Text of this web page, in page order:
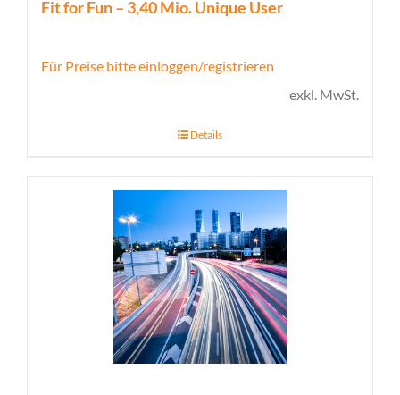
Fit for Fun – 3,40 Mio. Unique User
Für Preise bitte einloggen/registrieren
exkl. MwSt.
Details